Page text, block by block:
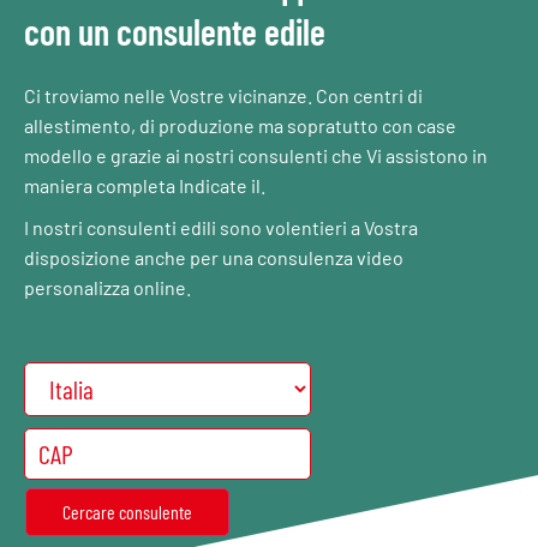
con un consulente edile
Ci troviamo nelle Vostre vicinanze. Con centri di
allestimento, di produzione ma sopratutto con case
modello e grazie ai nostri consulenti che Vi assistono in
maniera completa Indicate il.
I nostri consulenti edili sono volentieri a Vostra
disposizione anche per una consulenza video
personalizza online.